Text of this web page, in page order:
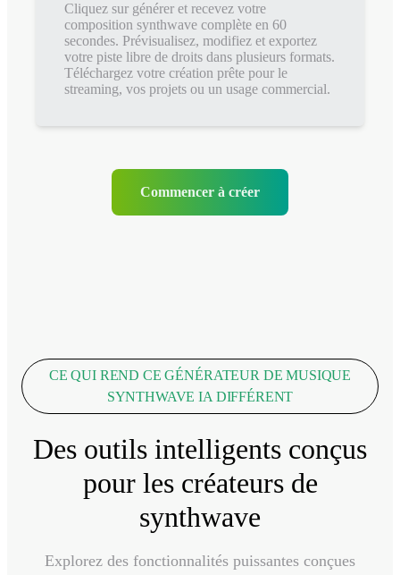
Cliquez sur générer et recevez votre
composition synthwave complète en 60
secondes. Prévisualisez, modifiez et exportez
votre piste libre de droits dans plusieurs formats.
Téléchargez votre création prête pour le
streaming, vos projets ou un usage commercial.
Commencer à créer
CE QUI REND CE GÉNÉRATEUR DE MUSIQUE
SYNTHWAVE IA DIFFÉRENT
Des outils intelligents conçus
pour les créateurs de
synthwave
Explorez des fonctionnalités puissantes conçues